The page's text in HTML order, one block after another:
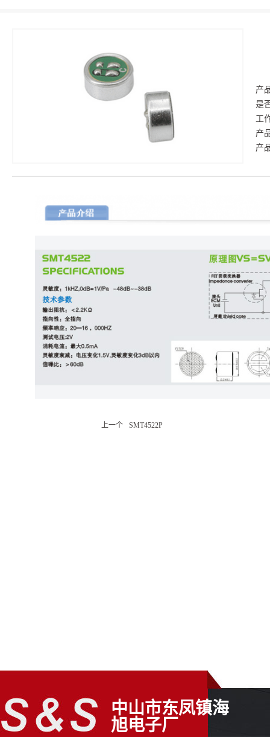
产
是
工
产
产
上一个 SMT4522P
中山市东凤镇海
旭电子厂